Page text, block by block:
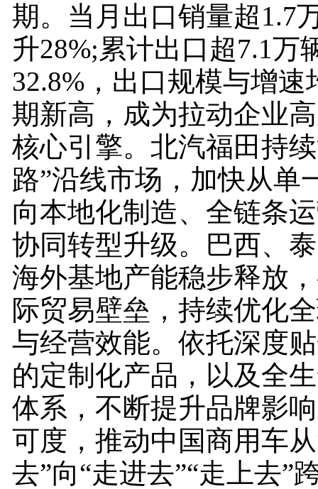
期。当月出口销量超1.7
升28%;累计出口超7.1万
32.8%，出口规模与增速
期新高，成为拉动企业
核心引擎。北汽福田持
路”沿线市场，加快从单
向本地化制造、全链条
协同转型升级。巴西、
海外基地产能稳步释放
际贸易壁垒，持续优化
与经营效能。依托深度
的定制化产品，以及全
体系，不断提升品牌影
可度，推动中国商用车
去”向“走进去”“走上去”